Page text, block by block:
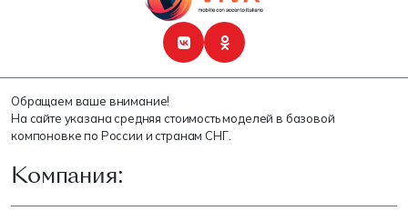
Обращаем ваше внимание!
На сайте указана средняя стоимость моделей в базовой
компоновке по России и странам СНГ.
Компания: